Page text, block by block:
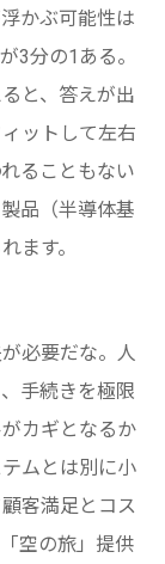
かぶ可能性は
3分の1ある。
と、答えが出
ットして左右
ることもない
品（半導体基
ます。
必要だな。人
手続きを極限
カギとなるか
ムとは別に小
客満足とコス
空の旅」提供